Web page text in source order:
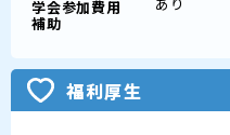
学会参加費用
補助
福利厚生